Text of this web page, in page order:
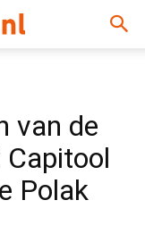
van de
Polak